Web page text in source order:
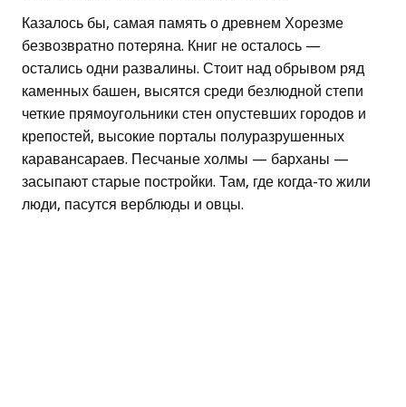
Казалось бы, самая память о древнем Хорезме
безвозвратно потеряна. Книг не осталось —
остались одни развалины. Стоит над обрывом ряд
каменных башен, высятся среди безлюдной степи
четкие прямоугольники стен опустевших городов и
крепостей, высокие порталы полуразрушенных
каравансараев. Песчаные холмы — барханы —
засыпают старые постройки. Там, где когда-то жили
люди, пасутся верблюды и овцы.